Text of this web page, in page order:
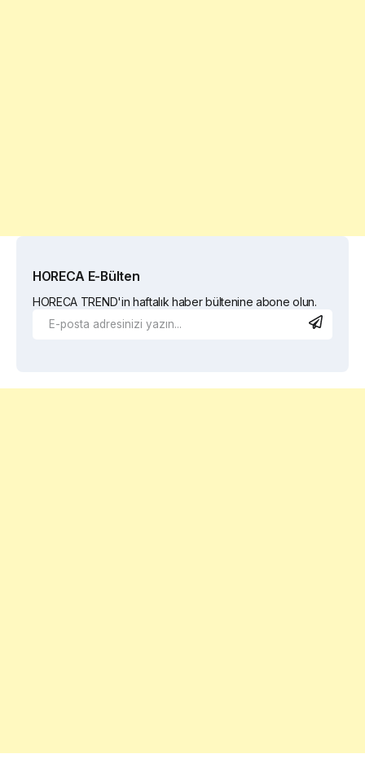
HORECA E-Bülten
HORECA TREND'in haftalık haber bültenine abone olun.